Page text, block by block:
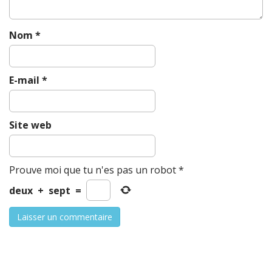
Nom *
E-mail *
Site web
Prouve moi que tu n'es pas un robot*
deux + sept =